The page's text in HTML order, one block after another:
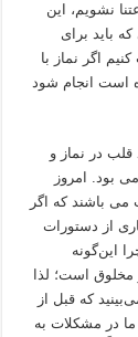
نشویم، این
باید برای
اگر نماز با
است انجام شود
قلب در نماز و
بود. امروز
باشند که اگر
از دستورات
این‌گونه
است؛ لذا
که قبل از
ما در مشکلات به